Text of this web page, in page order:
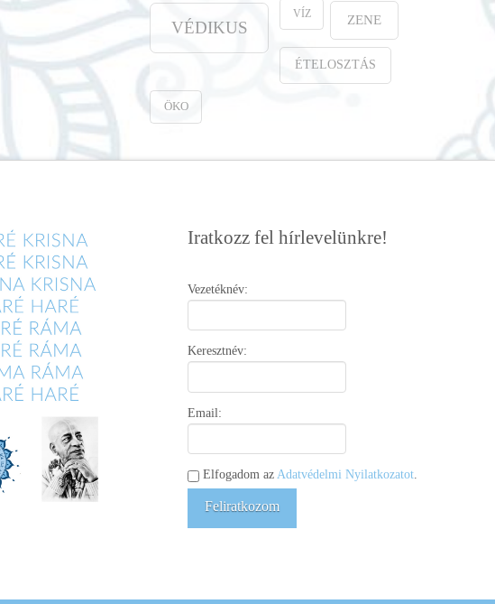
VÉDIKUS
VÍZ ZENE
ÉTELOSZTÁS
ÖKO
Iratkozz fel hírlevelünkre!
Vezetéknév:
Keresztnév:
Email:
Elfogadom azAdatvédelmi Nyilatkozatot.
Feliratkozom